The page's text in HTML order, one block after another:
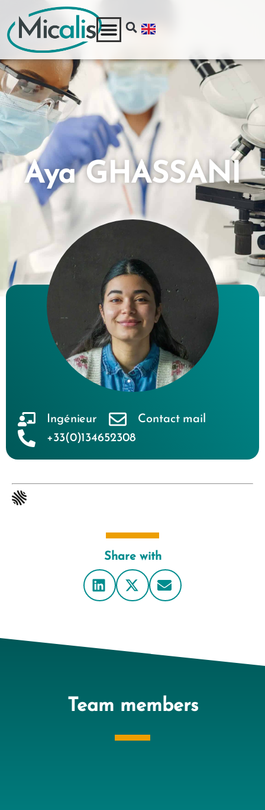
Aya GHASSANI
Share with
Ingénieur
Contact mail
+33(0)134652308
Team members